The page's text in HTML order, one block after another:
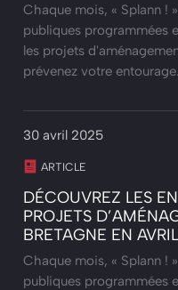
Chaque mois, « Splann !
publiques programmées
les projets
prévenez votre entourage.
30 avril 2025
ARTICLE
DÉCOUVREZ LES
PROJETS
BRETAGNE EN
Chaque mois, « Splann !
publiques programmées